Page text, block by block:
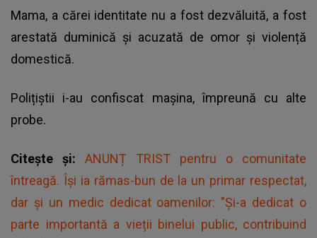
Mama, a cărei identitate nu a fost dezvăluită, a fost
arestată duminică și acuzată de omor și violență
domestică.
Polițiștii i-au confiscat mașina, împreună cu alte
probe.
Citește și: ANUNȚ TRIST pentru o comunitate
întreagă. Își ia rămas-bun de la un primar respectat,
dar și un medic dedicat oamenilor: "Și-a dedicat o
parte importantă a vieții binelui public, contribuind